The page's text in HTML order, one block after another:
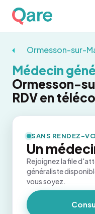
Ormesson-sur-
Médecin
Ormesson-
RDV en
SANS RENDEZ-
Un
Rejoignez la file
généraliste
vous soyez.